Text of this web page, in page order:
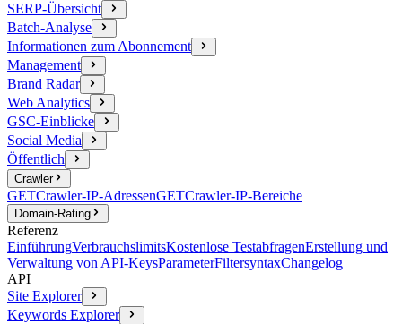
SERP-Übersicht
Batch-Analyse
Informationen zum Abonnement
Management
Brand Radar
Web Analytics
GSC-Einblicke
Social Media
Öffentlich
Crawler
GETCrawler-IP-AdressenGETCrawler-IP-Bereiche
Domain-Rating
Referenz
EinführungVerbrauchslimitsKostenlose TestabfragenErstellung und
Verwaltung von API-KeysParameterFiltersyntaxChangelog
API
Site Explorer
Keywords Explorer